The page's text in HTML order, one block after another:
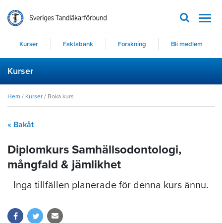
Kurser Faktabank Forskning Bli medlem
Kurser
Hem / Kurser / Boka kurs
« Bakåt
Diplomkurs Samhällsodontologi,
mångfald & jämlikhet
Inga tillfällen planerade för denna kurs ännu.